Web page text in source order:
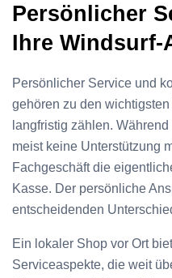
Persönlicher
Ihre Windsurf-
Persönlicher Service und
gehören zu den
langfristig zählen.
meist keine Unterstützung
Fachgeschäft die
Kasse. Der persönliche
entscheidenden
Ein lokaler Shop vor Ort
Serviceaspekte, die weit